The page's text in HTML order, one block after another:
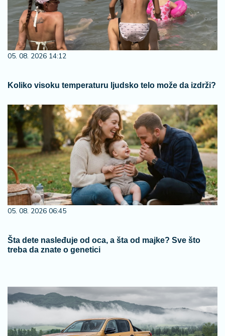
05. 08. 2026 14:12
Koliko visoku temperaturu ljudsko telo može da izdrži?
05. 08. 2026 06:45
Šta dete nasleđuje od oca, a šta od majke? Sve što
treba da znate o genetici